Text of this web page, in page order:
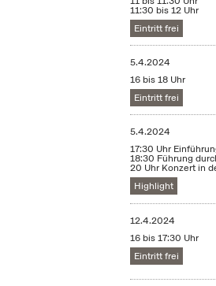
11:30 bis 12 Uhr
Eintritt frei
5.4.2024
16 bis 18 Uhr
Eintritt frei
5.4.2024
17:30 Uhr
18:30 Führung
20 Uhr Konzert in
Highlight
12.4.2024
16 bis 17:30 Uhr
Eintritt frei